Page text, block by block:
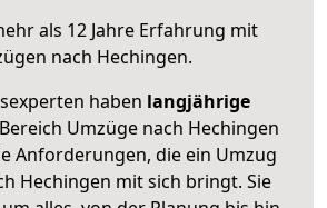
als 12 Jahre Erfahrung mit
nach Hechingen.
haben langjährige
Umzüge nach Hechingen
Anforderungen, die ein Umzug
Hechingen mit sich bringt. Sie